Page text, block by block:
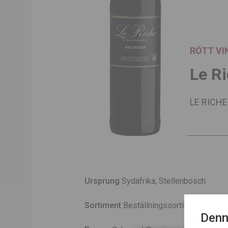
RÖTT
Le
LE RICHE
Ursprung Sydafrika, Stellenbosch
Sortiment Beställningssortiment